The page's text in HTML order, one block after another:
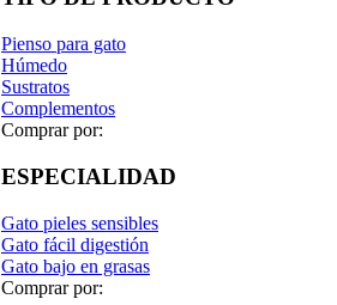
Pienso para gato
Húmedo
Sustratos
Complementos
Comprar por:
ESPECIALIDAD
Gato pieles sensibles
Gato fácil digestión
Gato bajo en grasas
Comprar por: